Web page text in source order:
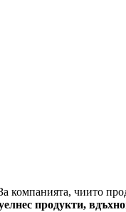
чиито
продукти,